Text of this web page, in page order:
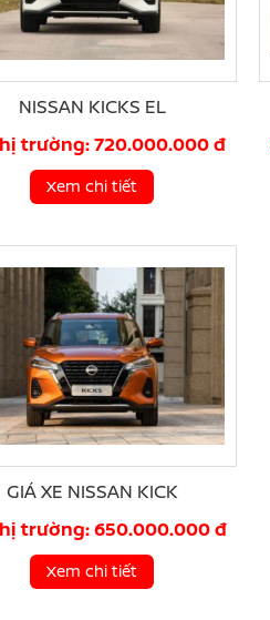
NISSAN KICKS EL
trường: 720.000.000 đ
Xem chi tiết
GIÁ XE NISSAN KICK
trường: 650.000.000 đ
Xem chi tiết